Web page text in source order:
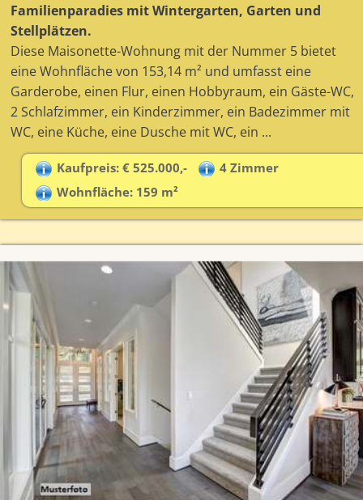
Familienparadies mit Wintergarten, Garten und
Stellplätzen.
Diese Maisonette-Wohnung mit der Nummer 5 bietet
eine Wohnfläche von 153,14 m² und umfasst eine
Garderobe, einen Flur, einen Hobbyraum, ein Gäste-WC,
2 Schlafzimmer, ein Kinderzimmer, ein Badezimmer mit
WC, eine Küche, eine Dusche mit WC, ein ...
Kaufpreis: € 525.000,-
4 Zimmer
Wohnfläche: 159 m²